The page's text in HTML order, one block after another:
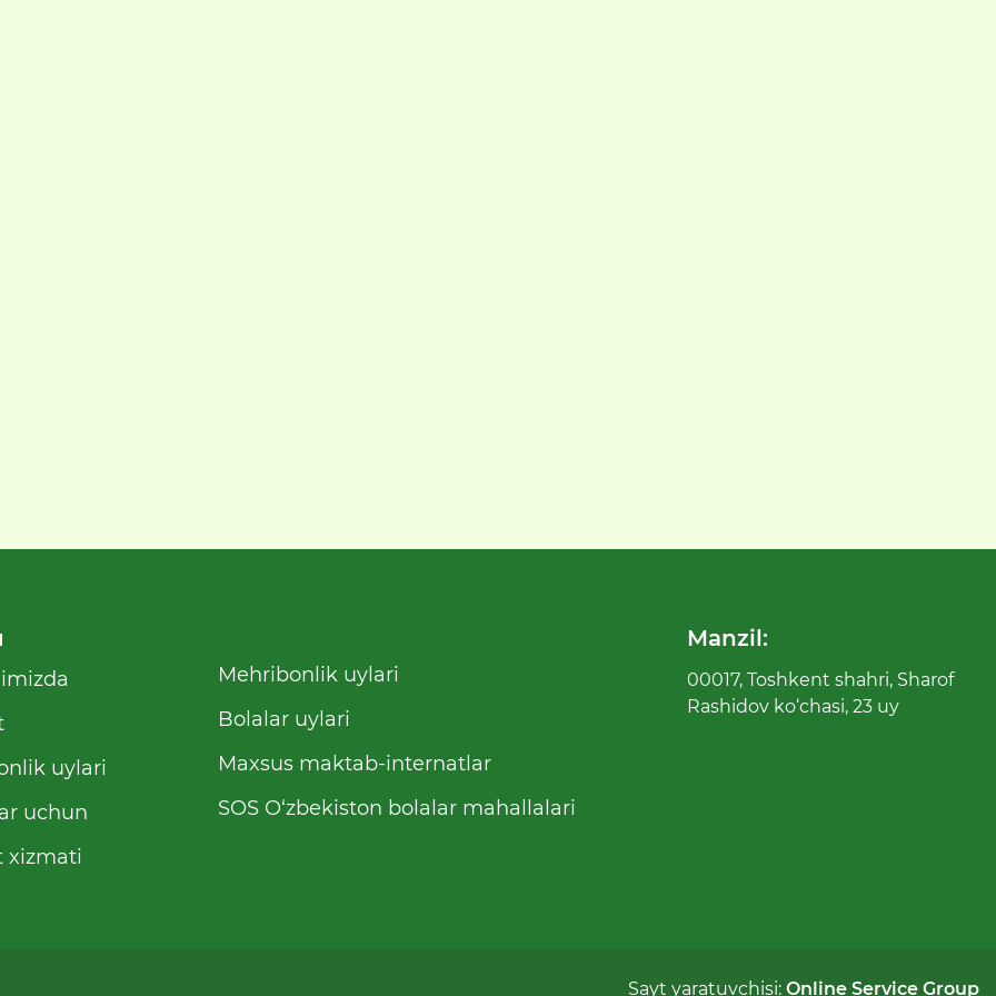
uylari
uchun
xizmati
Mehribonlik uylari
Bolalar uylari
Maxsus maktab-internatlar
SOS O‘zbekiston bolalar mahallalari
Manzil:
00017, Toshkent shahri, Sharof
Rashidov ko‘chasi, 23 uy
Sayt yaratuvchisi: Online Service Group